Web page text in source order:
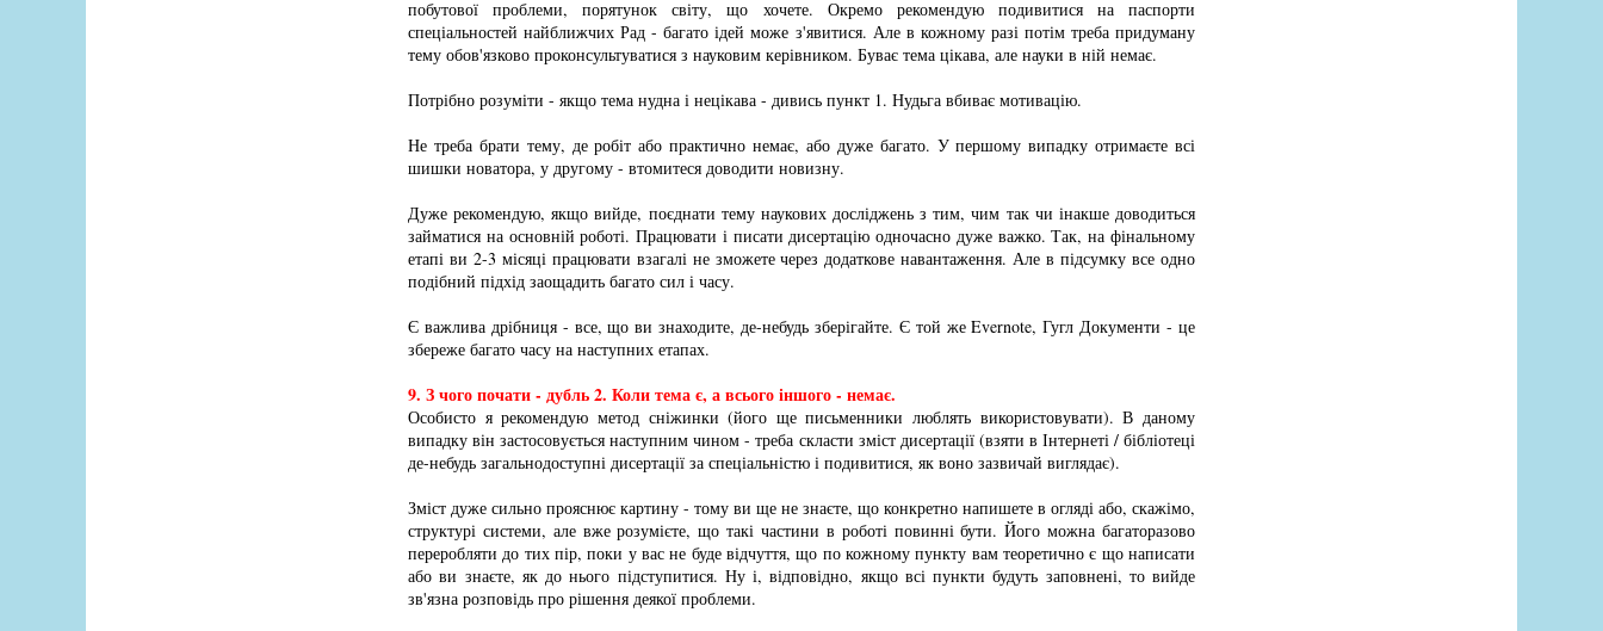
побутової проблеми, порятунок світу, що хочете. Окремо рекомендую подивитися на паспорти
спеціальностей найближчих Рад - багато ідей може з'явитися. Але в кожному разі потім треба придуману
тему обов'язково проконсультуватися з науковим керівником. Буває тема цікава, але науки в ній немає.
Потрібно розуміти - якщо тема нудна і нецікава - дивись пункт 1. Нудьга вбиває мотивацію.
Не треба брати тему, де робіт або практично немає, або дуже багато. У першому випадку отримаєте всі
шишки новатора, у другому - втомитеся доводити новизну.
Дуже рекомендую, якщо вийде, поєднати тему наукових досліджень з тим, чим так чи інакше доводиться
займатися на основній роботі. Працювати і писати дисертацію одночасно дуже важко. Так, на фінальному
етапі ви 2-3 місяці працювати взагалі не зможете через додаткове навантаження. Але в підсумку все одно
подібний підхід заощадить багато сил і часу.
Є важлива дрібниця - все, що ви знаходите, де-небудь зберігайте. Є той же Evernote, Гугл Документи - це
збереже багато часу на наступних етапах.
9. З чого почати - дубль 2. Коли тема є, а всього іншого - немає.
Особисто я рекомендую метод сніжинки (його ще письменники люблять використовувати). В даному
випадку він застосовується наступним чином - треба скласти зміст дисертації (взяти в Інтернеті / бібліотеці
де-небудь загальнодоступні дисертації за спеціальністю і подивитися, як воно зазвичай виглядає).
Зміст дуже сильно прояснює картину - тому ви ще не знаєте, що конкретно напишете в огляді або, скажімо,
структурі системи, але вже розумієте, що такі частини в роботі повинні бути. Його можна багаторазово
переробляти до тих пір, поки у вас не буде відчуття, що по кожному пункту вам теоретично є що написати
або ви знаєте, як до нього підступитися. Ну і, відповідно, якщо всі пункти будуть заповнені, то вийде
зв'язна розповідь про рішення деякої проблеми.